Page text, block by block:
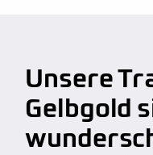
100% Nickelfrei
hoher
Budget
kostenfreie
vergrößern)
kostenfreie
Unsere
Gelbgold